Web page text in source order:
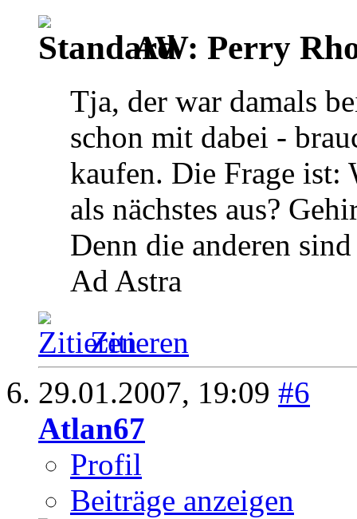
AW: Perry
Tja, der war damals
schon mit dabei -
kaufen. Die Frage ist:
als nächstes aus?
Denn die anderen
Ad Astra
Zitieren
29.01.2007, 19:09 #6
Atlan67
Profil
Beiträge anzeigen